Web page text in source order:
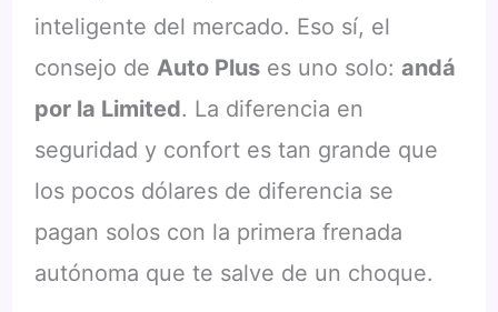
inteligente del mercado. Eso sí, el
consejo de Auto Pluses uno solo: andá
por la Limited. La diferencia en
seguridad y confort es tan grande que
los pocos dólares de diferencia se
pagan solos con la primera frenada
autónoma que te salve de un choque.